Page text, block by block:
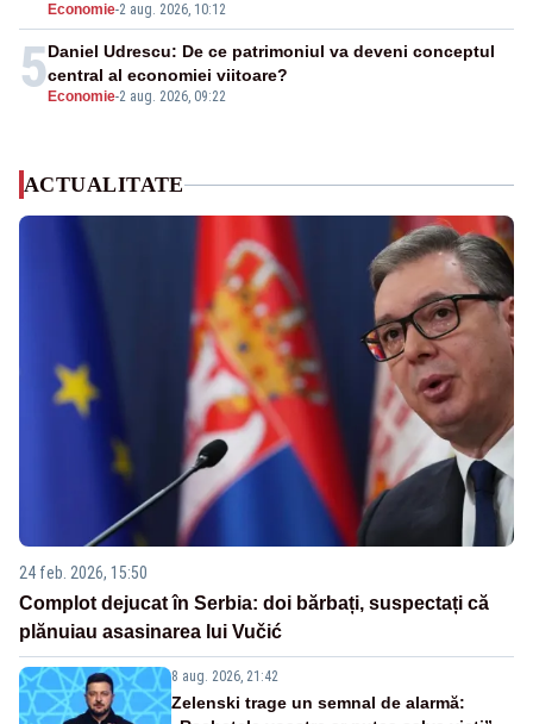
Economie-2 aug. 2026, 10:12
5 Economie-2 aug. 2026, 09:22
Daniel Udrescu: De ce patrimoniul va deveni conceptul
central al economiei viitoare?
ACTUALITATE
24 feb. 2026, 15:50
Complot dejucat în Serbia: doi bărbați, suspectați că
plănuiau asasinarea lui Vučić
8 aug. 2026, 21:42
Zelenski trage un semnal de alarmă: